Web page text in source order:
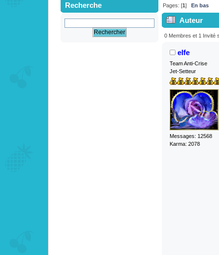
Recherche Pages: [1]En bas
Auteur
Satisfait ou
0 Membres et 1 Invité
elfe
Team Anti-Crise
Jet-Setteur
Messages: 12568
Karma: 2078